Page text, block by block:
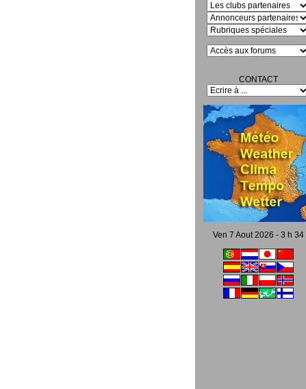
CONTACT
Ven 7 Aout 2026 - 3 h 34